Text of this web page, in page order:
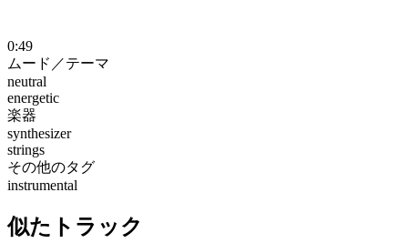
0:49
ムード／テーマ
neutral
energetic
楽器
synthesizer
strings
その他のタグ
instrumental
似たトラック